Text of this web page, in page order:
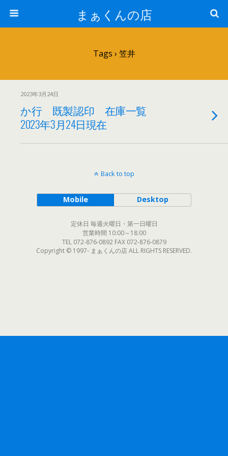
まぁくんの店
Tags › 笠井
2023年3月24日
か行 既製認印 在庫一覧
2023年3月24日現在
Back to top
Mobile Desktop
定休日 毎週火曜日・第一日曜日
営業時間 10:00～18:00
TEL 072-876-0892 FAX 072-876-0879
Copyright © 1997- まぁくんの店 ALL RIGHTS RESERVED.